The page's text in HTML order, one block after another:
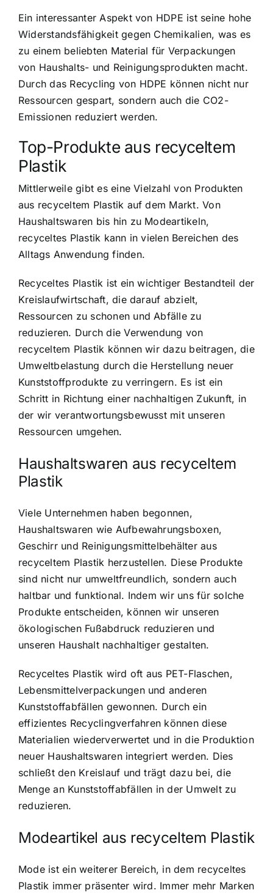
Ein interessanter Aspekt von HDPE ist seine hohe
Widerstandsfähigkeit gegen Chemikalien, was es
zu einem beliebten Material für Verpackungen
von Haushalts- und Reinigungsprodukten macht.
Durch das Recycling von HDPE können nicht nur
Ressourcen gespart, sondern auch die CO2-
Emissionen reduziert werden.
Top-Produkte aus recyceltem
Plastik
Mittlerweile gibt es eine Vielzahl von Produkten
aus recyceltem Plastik auf dem Markt. Von
Haushaltswaren bis hin zu Modeartikeln,
recyceltes Plastik kann in vielen Bereichen des
Alltags Anwendung finden.
Recyceltes Plastik ist ein wichtiger Bestandteil der
Kreislaufwirtschaft, die darauf abzielt,
Ressourcen zu schonen und Abfälle zu
reduzieren. Durch die Verwendung von
recyceltem Plastik können wir dazu beitragen, die
Umweltbelastung durch die Herstellung neuer
Kunststoffprodukte zu verringern. Es ist ein
Schritt in Richtung einer nachhaltigen Zukunft, in
der wir verantwortungsbewusst mit unseren
Ressourcen umgehen.
Haushaltswaren aus recyceltem
Plastik
Viele Unternehmen haben begonnen,
Haushaltswaren wie Aufbewahrungsboxen,
Geschirr und Reinigungsmittelbehälter aus
recyceltem Plastik herzustellen. Diese Produkte
sind nicht nur umweltfreundlich, sondern auch
haltbar und funktional. Indem wir uns für solche
Produkte entscheiden, können wir unseren
ökologischen Fußabdruck reduzieren und
unseren Haushalt nachhaltiger gestalten.
Recyceltes Plastik wird oft aus PET-Flaschen,
Lebensmittelverpackungen und anderen
Kunststoffabfällen gewonnen. Durch ein
effizientes Recyclingverfahren können diese
Materialien wiederverwertet und in die Produktion
neuer Haushaltswaren integriert werden. Dies
schließt den Kreislauf und trägt dazu bei, die
Menge an Kunststoffabfällen in der Umwelt zu
reduzieren.
Modeartikel aus recyceltem Plastik
Mode ist ein weiterer Bereich, in dem recyceltes
Plastik immer präsenter wird. Immer mehr Marken